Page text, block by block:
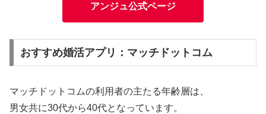
アンジュ公式ページ
おすすめ婚活アプリ：マッチドットコム
マッチドットコムの利用者の主たる年齢層は、
男女共に30代から40代となっています。